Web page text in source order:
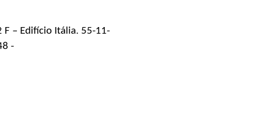
F – Edifício Itália. 55-11-
-